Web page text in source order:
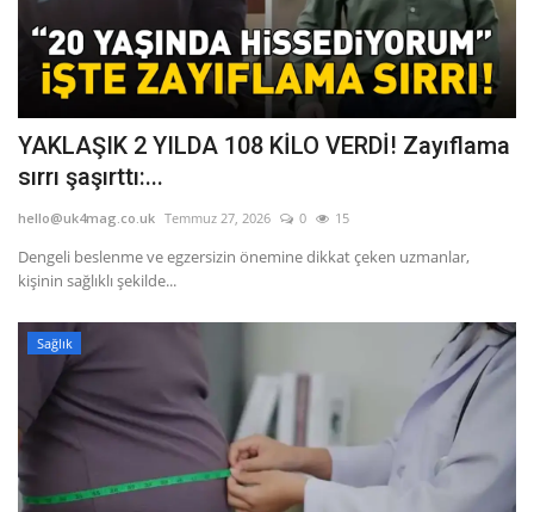
YAKLAŞIK 2 YILDA 108 KİLO VERDİ! Zayıflama
sırrı şaşırttı:...
hello@uk4mag.co.uk Temmuz 27, 2026 0 15
Dengeli beslenme ve egzersizin önemine dikkat çeken uzmanlar,
kişinin sağlıklı şekilde...
Sağlık